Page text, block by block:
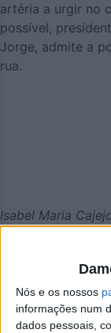
Nós e os nossos
informações num
dados pessoais,
artéria a urgir no
possível,
Jorge, admite a
rua.
Isabel Maria